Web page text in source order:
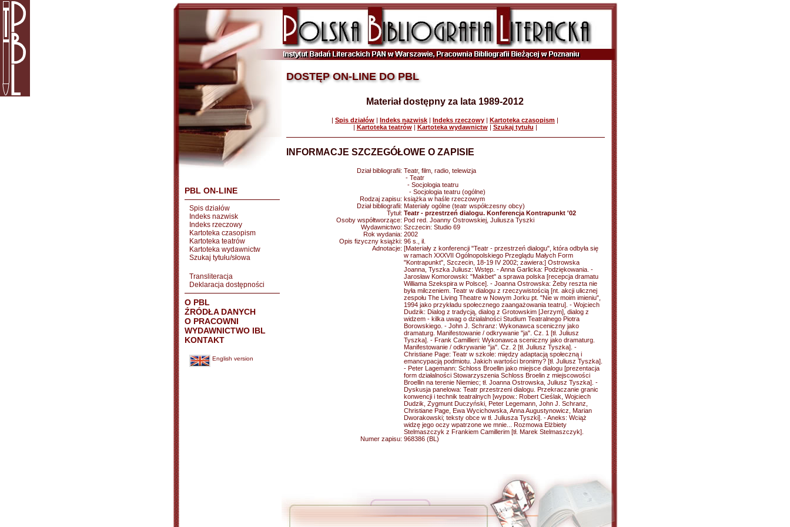
PBL ON-LINE
Spis działów
Indeks nazwisk
Indeks rzeczowy
Kartoteka czasopism
Kartoteka teatrów
Kartoteka wydawnictw
Szukaj tytułu/słowa
Transliteracja
Deklaracja dostępności
O PBL
ŹRÓDŁA DANYCH
O PRACOWNI
WYDAWNICTWO IBL
KONTAKT
English version
DOSTĘP ON-LINE DO PBL
Materiał dostępny za lata 1989-2012
| Spis działów | Indeks nazwisk | Indeks rzeczowy | Kartoteka czasopism |
| Kartoteka teatrów| Kartoteka wydawnictw| Szukaj tytułu |
INFORMACJE SZCZEGÓŁOWE O ZAPISIE
Dział bibliografii: Teatr, film, radio, telewizja
- Teatr
- Socjologia teatru
- Socjologia teatru (ogólne)
Rodzaj zapisu: książka w haśle rzeczowym
Dział bibliografii: Materiały ogólne (teatr współczesny obcy)
Tytuł: Teatr - przestrzeń dialogu. Konferencja Kontrapunkt '02
Osoby współtworzące: Pod red. Joanny Ostrowskiej, Juliusza Tyszki
Wydawnictwo: Szczecin: Studio 69
Rok wydania: 2002
Opis fizyczny książki: 96 s., il.
Adnotacje: [Materiały z konferencji "Teatr - przestrzeń dialogu", która odbyła się
w ramach XXXVII Ogólnopolskiego Przeglądu Małych Form
"Kontrapunkt", Szczecin, 18-19 IV 2002; zawiera:] Ostrowska
Joanna, Tyszka Juliusz: Wstęp. - Anna Garlicka: Podziękowania. -
Jarosław Komorowski: "Makbet" a sprawa polska [recepcja dramatu
Williama Szekspira w Polsce]. - Joanna Ostrowska: Żeby reszta nie
była milczeniem. Teatr w dialogu z rzeczywistością [nt. akcji ulicznej
zespołu The Living Theatre w Nowym Jorku pt. "Nie w moim imieniu",
1994 jako przykładu społecznego zaangażowania teatru]. - Wojciech
Dudzik: Dialog z tradycją, dialog z Grotowskim [Jerzym], dialog z
widzem - kilka uwag o działalności Studium Teatralnego Piotra
Borowskiego. - John J. Schranz: Wykonawca sceniczny jako
dramaturg. Manifestowanie / odkrywanie "ja". Cz. 1 [tł. Juliusz
Tyszka]. - Frank Camillieri: Wykonawca sceniczny jako dramaturg.
Manifestowanie / odkrywanie "ja". Cz. 2 [tł. Juliusz Tyszka]. -
Christiane Page: Teatr w szkole: między adaptacją społeczną i
emancypacją podmiotu. Jakich wartości bronimy? [tł. Juliusz Tyszka].
- Peter Lagemann: Schloss Broellin jako miejsce dialogu [prezentacja
form działalności Stowarzyszenia Schloss Broelin z miejscowości
Broellin na terenie Niemiec; tł. Joanna Ostrowska, Juliusz Tyszka]. -
Dyskusja panelowa: Teatr przestrzeni dialogu. Przekraczanie granic
konwencji i technik teatralnych [wypow.: Robert Cieślak, Wojciech
Dudzik, Zygmunt Duczyński, Peter Legemann, John J. Schranz,
Christiane Page, Ewa Wycichowska, Anna Augustynowicz, Marian
Dworakowski; teksty obce w tł. Juliusza Tyszki]. - Aneks: Wciąż
widzę jego oczy wpatrzone we mnie... Rozmowa Elżbiety
Stelmaszczyk z Frankiem Camillerim [tł. Marek Stelmaszczyk].
Numer zapisu: 968386 (BL)